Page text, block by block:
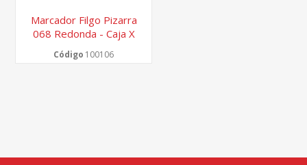
Marcador Filgo Pizarra
068 Redonda - Caja X
Código 100106